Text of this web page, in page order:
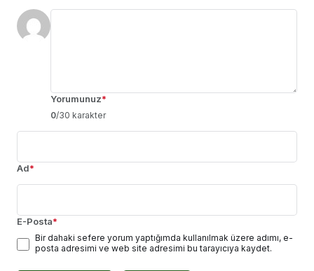
Yorumunuz*
0/30 karakter
Ad*
E-Posta*
Bir dahaki sefere yorum yaptığımda kullanılmak üzere adımı, e-
posta adresimi ve web site adresimi bu tarayıcıya kaydet.